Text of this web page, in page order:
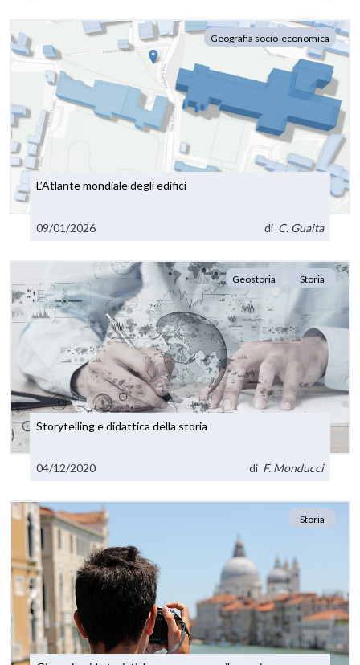
Geografia socio-economica
L’Atlante mondiale degli edifici
09/01/2026 di C. Guaita
Geostoria Storia
Storytelling e didattica della storia
04/12/2020 di F. Monducci
Storia